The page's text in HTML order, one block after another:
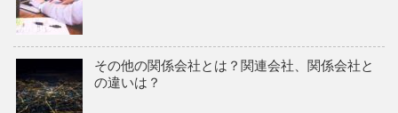
その他の関係会社とは？関連会社、関係会社と
の違いは？